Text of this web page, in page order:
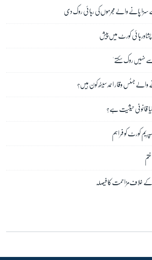
پانے والے مجرموں کی رہائی روک دی
پشاور ہائی کورٹ میں پیش
سے نہیں روک سکتے'
جسٹس وقار احمد سیٹھ کون ہیں؟
کیا قانونی حیثیت ہے؟
کورٹ کو فراہم
کے خلاف مزاحمت کا فیصلہ